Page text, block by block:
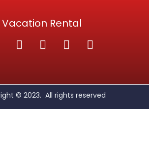
Vacation Rental
© 2023. All rights reserved